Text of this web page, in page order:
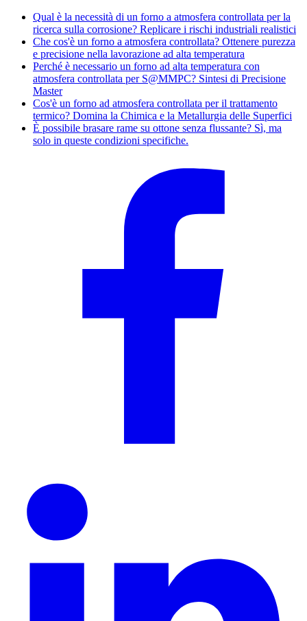
Qual è la necessità di un forno a atmosfera controllata per la
ricerca sulla corrosione? Replicare i rischi industriali realistici
Che cos'è un forno a atmosfera controllata? Ottenere purezza
e precisione nella lavorazione ad alta temperatura
Perché è necessario un forno ad alta temperatura con
atmosfera controllata per S@MMPC? Sintesi di Precisione
Master
Cos'è un forno ad atmosfera controllata per il trattamento
termico? Domina la Chimica e la Metallurgia delle Superfici
È possibile brasare rame su ottone senza flussante? Sì, ma
solo in queste condizioni specifiche.